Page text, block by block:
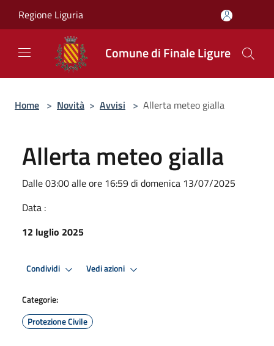
Regione Liguria
Comune di Finale Ligure
Home > Novità > Avvisi > Allerta meteo gialla
Allerta meteo gialla
Dalle 03:00 alle ore 16:59 di domenica 13/07/2025
Data :
12 luglio 2025
Condividi Vedi azioni
Categorie:
Protezione Civile